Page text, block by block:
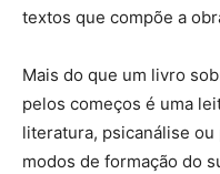
textos que compõe a
Mais do que um livro
pelos começos é uma
literatura, psicanálise
modos de formação do